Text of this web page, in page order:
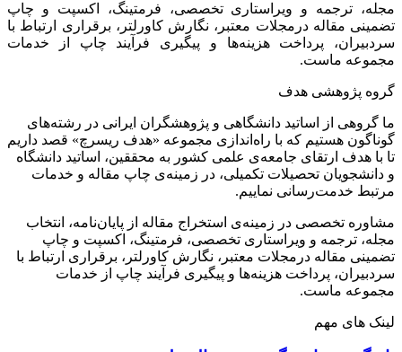
مجله، ترجمه و ویراستاری تخصصی، فرمتینگ، اکسپت و چاپ
تضمینی مقاله درمجلات معتبر، نگارش کاورلتر، برقراری ارتباط با
سردبیران، پرداخت هزینه‌ها و پیگیری فرآیند چاپ از خدمات
مجموعه ماست.
گروه پژوهشی هدف
ما گروهی از اساتید دانشگاهی و پژوهشگران ایرانی در رشته‌های
گوناگون هستیم که با راه‌اندازی مجموعه «هدف ریسرچ» قصد داریم
تا با هدف ارتقای جامعه‌ی علمی کشور به محققین، اساتید دانشگاه
و دانشجویان تحصیلات تکمیلی، در زمینه‌ی چاپ مقاله و خدمات
مرتبط خدمت‌رسانی نماییم.
مشاوره تخصصی در زمینه‌ی استخراج مقاله از پایان‌نامه، انتخاب
مجله، ترجمه و ویراستاری تخصصی، فرمتینگ، اکسپت و چاپ
تضمینی مقاله درمجلات معتبر، نگارش کاورلتر، برقراری ارتباط با
سردبیران، پرداخت هزینه‌ها و پیگیری فرآیند چاپ از خدمات
مجموعه ماست.
لینک های مهم